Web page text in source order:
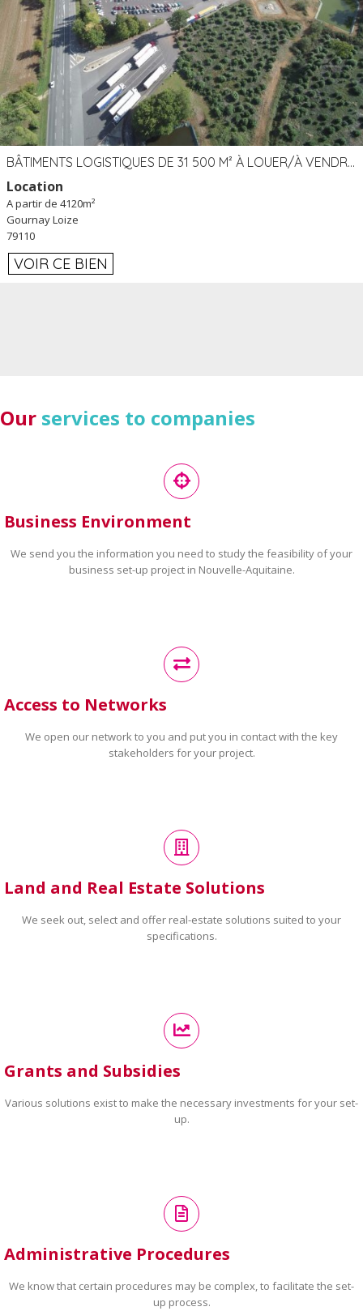
BÂTIMENTS LOGISTIQUES DE 31 500 M² À LOUER/À VENDRE SUR UN SITE DE 17 HA (79)
Location
A partir de 4120m²
Gournay Loize
79110
VOIR CE BIEN
Our services to companies
Business Environment
We send you the information you need to study the feasibility of your
business set-up project in Nouvelle-Aquitaine.
Access to Networks
We open our network to you and put you in contact with the key
stakeholders for your project.
Land and Real Estate Solutions
We seek out, select and offer real-estate solutions suited to your
specifications.
Grants and Subsidies
Various solutions exist to make the necessary investments for your set-
up.
Administrative Procedures
We know that certain procedures may be complex, to facilitate the set-
up process.